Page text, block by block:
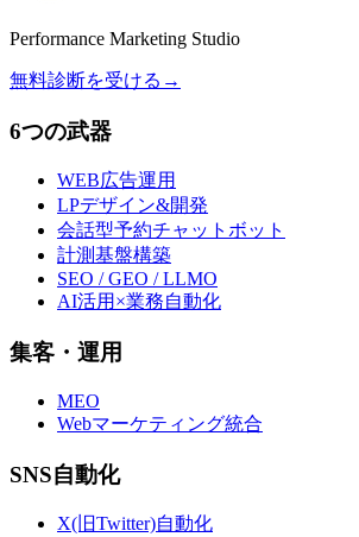
Performance Marketing Studio
無料診断を受ける →
6つの武器
WEB広告運用
LPデザイン&開発
会話型予約チャットボット
計測基盤構築
SEO / GEO / LLMO
AI活用×業務自動化
集客・運用
MEO
Webマーケティング統合
SNS自動化
X(旧Twitter)自動化